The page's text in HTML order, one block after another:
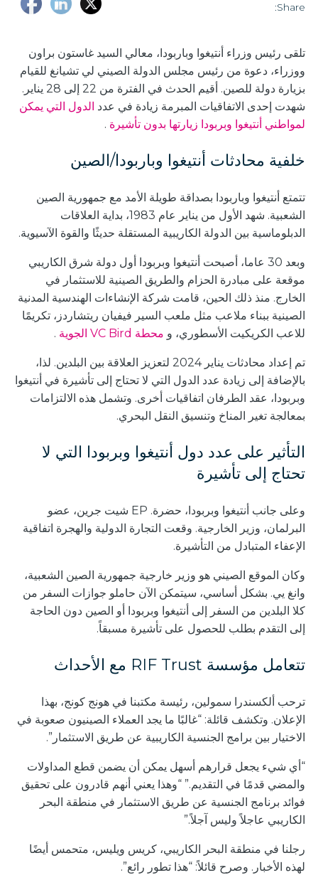
Share:
تلقى رئيس وزراء أنتيغوا وباربودا، معالي السيد غاستون براون
ووزراء، دعوة من رئيس مجلس الدولة الصيني لي تشيانغ للقيام
بزيارة دولة للصين. أقيم الحدث في الفترة من 22 إلى 28 يناير.
شهدت إحدى الاتفاقيات المبرمة زيادة في عدد الدول التي يمكن
لمواطني أنتيغوا وبربودا زيارتها بدون تأشيرة .
خلفية محادثات أنتيغوا وباربودا/الصين
تتمتع أنتيغوا وباربودا بصداقة طويلة الأمد مع جمهورية الصين
الشعبية. شهد الأول من يناير عام 1983، بداية العلاقات
الدبلوماسية بين الدولة الكاريبية المستقلة حديثًا والقوة الآسيوية.
وبعد 30 عاما، أصبحت أنتيغوا وبربودا أول دولة شرق الكاريبي
موقعة على مبادرة الحزام والطريق الصينية للاستثمار في
الخارج. منذ ذلك الحين، قامت شركة الإنشاءات الهندسية المدنية
الصينية ببناء ملاعب مثل ملعب السير فيفيان ريتشاردز، تكريمًا
للاعب الكريكيت الأسطوري، و محطة VC Bird الجوية .
تم إعداد محادثات يناير 2024 لتعزيز العلاقة بين البلدين. لذا،
بالإضافة إلى زيادة عدد الدول التي لا تحتاج إلى تأشيرة في أنتيغوا
وبربودا، عقد الطرفان اتفاقيات أخرى. وتشمل هذه الالتزامات
بمعالجة تغير المناخ وتنسيق النقل البحري.
التأثير على عدد دول أنتيغوا وبربودا التي لا
تحتاج إلى تأشيرة
وعلى جانب أنتيغوا وبربودا، حضرة. EP شيت جرين، عضو
البرلمان، وزير الخارجية. وقعت التجارة الدولية والهجرة اتفاقية
الإعفاء المتبادل من التأشيرة.
وكان الموقع الصيني هو وزير خارجية جمهورية الصين الشعبية،
وانغ يي. بشكل أساسي، سيتمكن الآن حاملو جوازات السفر من
كلا البلدين من السفر إلى أنتيغوا وبربودا أو الصين دون الحاجة
إلى التقدم بطلب للحصول على تأشيرة مسبقاً.
تتعامل مؤسسة RIF Trust مع الأحداث
ترحب ألكسندرا سمولين، رئيسة مكتبنا في هونج كونج، بهذا
الإعلان. وتكشف قائلة: “غالبًا ما يجد العملاء الصينيون صعوبة في
الاختيار بين برامج الجنسية الكاريبية عن طريق الاستثمار”.
“أي شيء يجعل قرارهم أسهل يمكن أن يضمن قطع المداولات
والمضي قدمًا في التقديم.” “وهذا يعني أنهم قادرون على تحقيق
فوائد برنامج الجنسية عن طريق الاستثمار في منطقة البحر
الكاريبي عاجلاً وليس آجلاً.”
رجلنا في منطقة البحر الكاريبي، كريس ويليس، متحمس أيضًا
لهذه الأخبار. وصرح قائلاً: “هذا تطور رائع”.